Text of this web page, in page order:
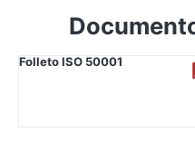
Folleto ISO 50001